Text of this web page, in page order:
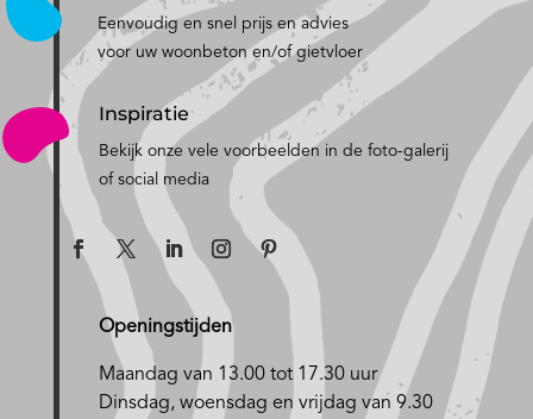
Eenvoudig en snel prijs en advies
voor uw woonbeton en/of gietvloer
Inspiratie
Bekijk onze vele voorbeelden in de foto-galerij
of social media
Openingstijden
Maandag van 13.00 tot 17.30 uur
Dinsdag, woensdag en vrijdag van 9.30